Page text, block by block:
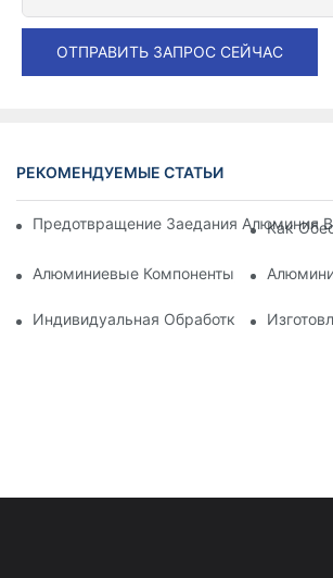
ОТПРАВИТЬ ЗАПРОС СЕЙЧАС
РЕКОМЕНДУЕМЫЕ СТАТЬИ
Предотвращение Заедания Алюминия
Как
Алюминиевые Компоненты,
Индивидуальная Обработка